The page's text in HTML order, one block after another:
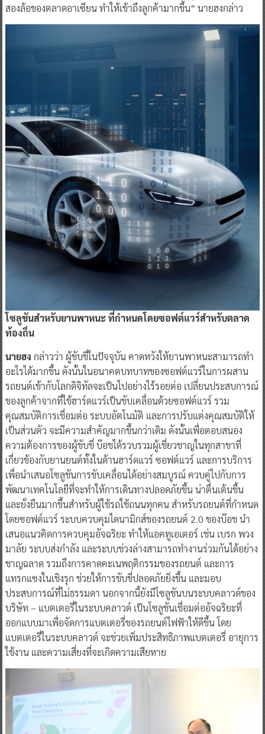
สองล้อของตลาดอาเซียน ทำให้เข้าถึงลูกค้ามากขึ้น” นายฮงกล่าว
โซลูชันสำหรับยานพาหนะ ที่กำหนดโดยซอฟต์แวร์สำหรับตลาด
ท้องถิ่น
นายฮง กล่าวว่า ผู้ขับขี่ในปัจจุบัน คาดหวังให้ยานพาหนะสามารถทำ
อะไรได้มากขึ้น ดังนั้นในอนาคตบทบาทของซอฟต์แวร์ในการผสาน
รถยนต์เข้ากับโลกดิจิทัลจะเป็นไปอย่างไร้รอยต่อ เปลี่ยนประสบการณ์
ของลูกค้าจากที่ใช้ฮาร์ดแวร์เป็นขับเคลื่อนด้วยซอฟต์แวร์ รวม
คุณสมบัติการเชื่อมต่อ ระบบอัตโนมัติ และการปรับแต่งคุณสมบัติให้
เป็นส่วนตัว จะมีความสำคัญมากขึ้นกว่าเดิม ดังนั้นเพื่อตอบสนอง
ความต้องการของผู้ขับขี่ บ๊อชได้รวบรวมผู้เชี่ยวชาญในทุกสาขาที่
เกี่ยวข้องกับยานยนต์ทั้งในด้านฮาร์ดแวร์ ซอฟต์แวร์ และการบริการ
เพื่อนำเสนอโซลูชันการขับเคลื่อนได้อย่างสมบูรณ์ ควบคู่ไปกับการ
พัฒนาเทคโนโลยีที่จะทำให้การเดินทางปลอดภัยขึ้น น่าตื่นเต้นขึ้น
และยั่งยืนมากขึ้นสำหรับผู้ใช้รถใช้ถนนทุกคน สำหรับรถยนต์ที่กำหนด
โดยซอฟต์แวร์ ระบบควบคุมไดนามิกส์ของรถยนต์ 2.0 ของบ๊อช นำ
เสนอแนวคิดการควบคุมอัจฉริยะ ทำให้แอคทูเอเตอร์ เช่น เบรก พวง
มาลัย ระบบส่งกำลัง และระบบช่วงล่างสามารถทำงานร่วมกันได้อย่าง
ชาญฉลาด รวมถึงการคาดคะเนพฤติกรรมของรถยนต์ และการ
แทรกแซงในเชิงรุก ช่วยให้การขับขี่ปลอดภัยยิ่งขึ้น และมอบ
ประสบการณ์ที่ไม่ธรรมดา นอกจากนี้ยังมีโซลูชันบนระบบคลาวด์ของ
บริษัท – แบตเตอรี่ในระบบคลาวด์ เป็นโซลูชันเชื่อมต่ออัจฉริยะที่
ออกแบบมาเพื่อจัดการแบตเตอรี่ของรถยนต์ไฟฟ้าให้ดีขึ้น โดย
แบตเตอรี่ในระบบคลาวด์ จะช่วยเพิ่มประสิทธิภาพแบตเตอรี่ อายุการ
ใช้งาน และความเสี่ยงที่จะเกิดความเสียหาย